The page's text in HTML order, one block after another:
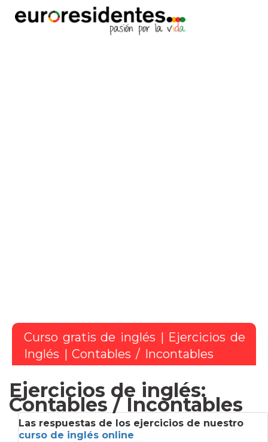
Curso gratis de inglés
Ejercicios de
Inglés
| Contables / Incontables
Ejercicios de inglés:
Contables / Incontables
Las respuestas de los ejercicios de nuestro
curso de inglés online